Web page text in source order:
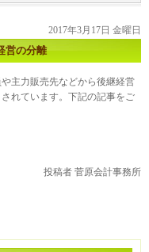
2017年3月17日 金曜日
営の分離
主力販売先などから後継経営
れています。下記の記事をご
投稿者 菅原会計事務所